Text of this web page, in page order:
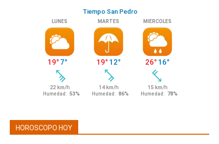
HOROSCOPO HOY